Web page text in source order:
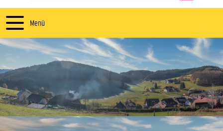
Menü